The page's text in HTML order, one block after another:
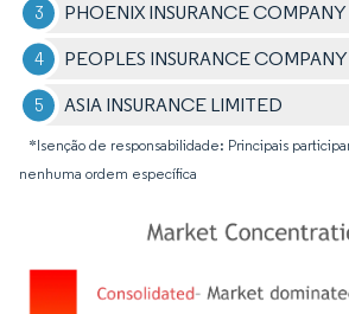
PHOENIX INSURANCE
PEOPLES INSURANCE
ASIA INSURANCE LIMITED
*Isenção de responsabilidade: Principais
nenhuma ordem específica